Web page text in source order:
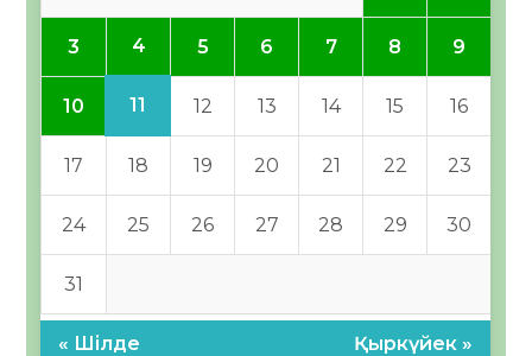
3 4 5 6 7 8 9
10 11 12 13 14 15 16
17 18 19 20 21 22 23
24 25 26 27 28 29 30
31
« Шілде Қыркүйек »